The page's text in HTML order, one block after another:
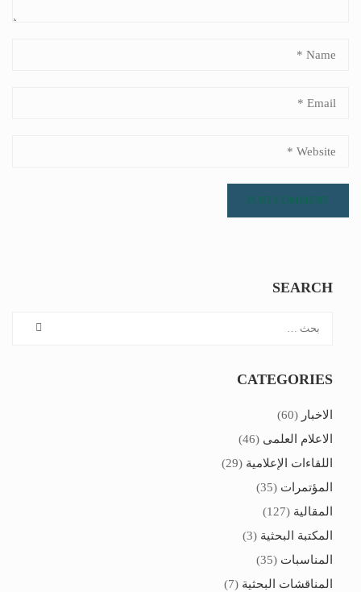
SEARCH
CATEGORIES
الاخبار (60)
الاعلام العلمى (46)
اللقاءات الإعلامية (29)
المؤتمرات (35)
المقالية (127)
المكتبة البحثية (3)
المناسبات (35)
المناقشات البحثية (7)